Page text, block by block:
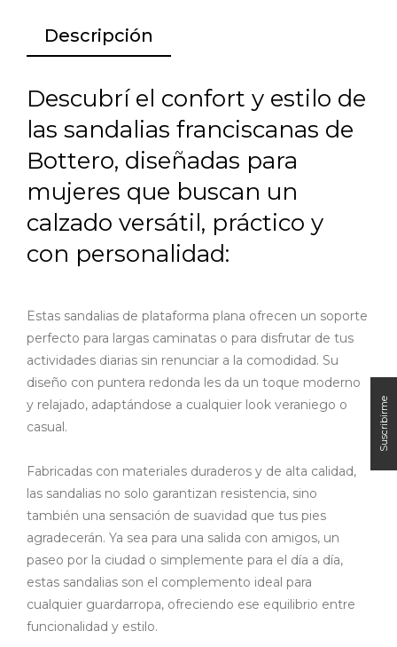
Descripción
Descubrí el confort y estilo de
las sandalias franciscanas de
Bottero, diseñadas para
mujeres que buscan un
calzado versátil, práctico y
con personalidad:
Estas sandalias de plataforma plana ofrecen un soporte
perfecto para largas caminatas o para disfrutar de tus
actividades diarias sin renunciar a la comodidad. Su
diseño con puntera redonda les da un toque moderno
y relajado, adaptándose a cualquier look veraniego o
casual.
Fabricadas con materiales duraderos y de alta calidad,
las sandalias no solo garantizan resistencia, sino
también una sensación de suavidad que tus pies
agradecerán. Ya sea para una salida con amigos, un
paseo por la ciudad o simplemente para el día a día,
estas sandalias son el complemento ideal para
cualquier guardarropa, ofreciendo ese equilibrio entre
funcionalidad y estilo.